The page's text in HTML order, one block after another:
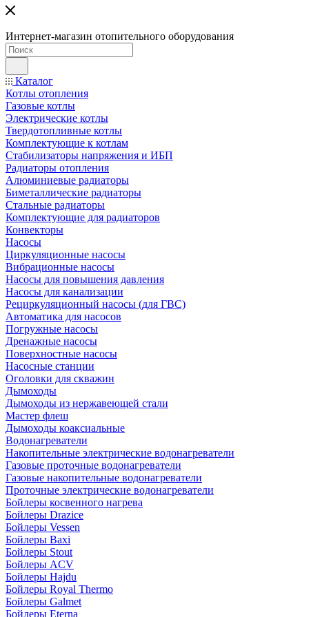
Интернет-магазин отопительного оборудования
Каталог
Котлы отопления
Газовые котлы
Электрические котлы
Твердотопливные котлы
Комплектующие к котлам
Стабилизаторы напряжения и ИБП
Радиаторы отопления
Алюминиевые радиаторы
Биметаллические радиаторы
Стальные радиаторы
Комплектующие для радиаторов
Конвекторы
Насосы
Циркуляционные насосы
Вибрационные насосы
Насосы для повышения давления
Насосы для канализации
Рециркуляционный насосы (для ГВС)
Автоматика для насосов
Погружные насосы
Дренажные насосы
Поверхностные насосы
Насосные станции
Оголовки для скважин
Дымоходы
Дымоходы из нержавеющей стали
Мастер флеш
Дымоходы коаксиальные
Водонагреватели
Накопительные электрические водонагреватели
Газовые проточные водонагреватели
Газовые накопительные водонагреватели
Проточные электрические водонагреватели
Бойлеры косвенного нагрева
Бойлеры Drazice
Бойлеры Vessen
Бойлеры Baxi
Бойлеры Stout
Бойлеры ACV
Бойлеры Hajdu
Бойлеры Royal Thermo
Бойлеры Galmet
Бойлеры Eterna